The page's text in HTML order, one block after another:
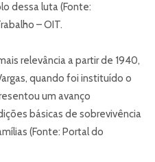
dessa luta (Fonte:
– OIT.
relevância a partir de 1940,
quando foi instituído o
um avanço
básicas de sobrevivência
(Fonte: Portal do